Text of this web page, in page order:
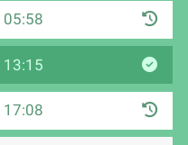
05:58
13:15
17:08